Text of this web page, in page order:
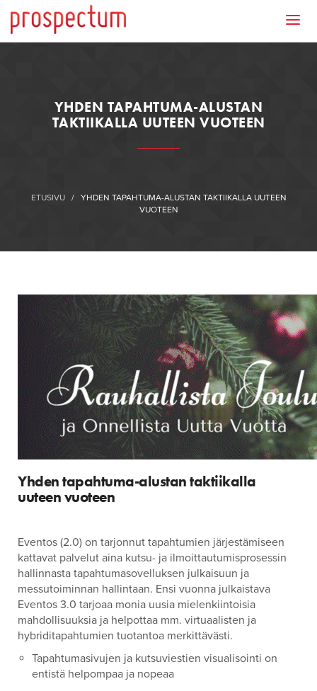
YHDEN TAPAHTUMA-ALUSTAN
TAKTIIKALLA UUTEEN VUOTEEN
ETUSIVU /
YHDEN TAPAHTUMA-ALUSTAN TAKTIIKALLA UUTEEN
VUOTEEN
Yhden tapahtuma-alustan taktiikalla
uuteen vuoteen
Eventos (2.0) on tarjonnut tapahtumien järjestämiseen
kattavat palvelut aina kutsu- ja ilmoittautumisprosessin
hallinnasta tapahtumasovelluksen julkaisuun ja
messutoiminnan hallintaan. Ensi vuonna julkaistava
Eventos 3.0 tarjoaa monia uusia mielenkiintoisia
mahdollisuuksia ja helpottaa mm. virtuaalisten ja
hybriditapahtumien tuotantoa merkittävästi.
Tapahtumasivujen ja kutsuviestien visualisointi on
entistä helpompaa ja nopeaa